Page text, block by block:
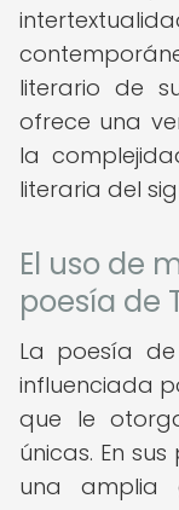
literario de
ofrece una
la
literaria del
El uso de
poesía de
La poesía de
influenciada
que le
únicas. En
una amplia